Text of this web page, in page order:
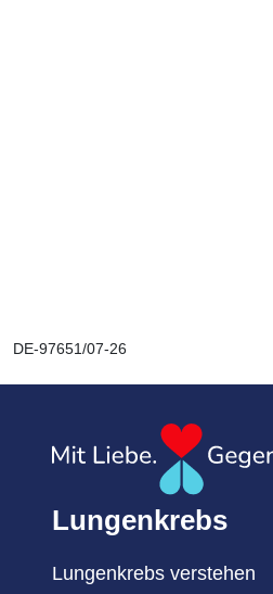
DE-97651/07-26
Lungenkrebs
Lungenkrebs verstehen